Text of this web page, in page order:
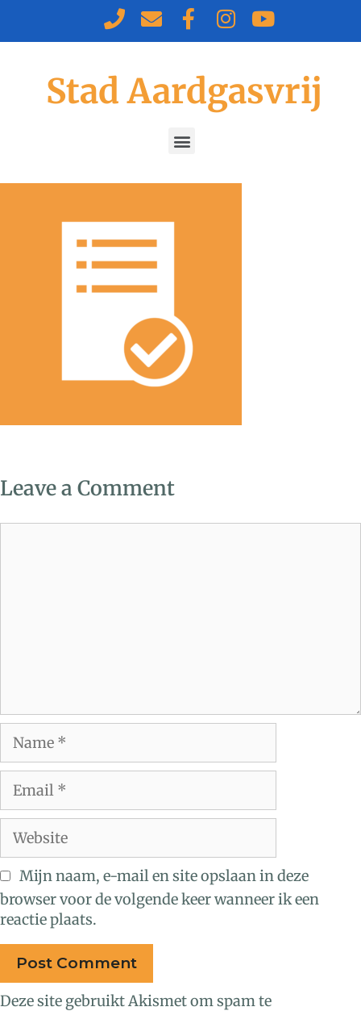
Stad Aardgasvrij
Leave a Comment
Mijn naam, e-mail en site opslaan in deze
browser voor de volgende keer wanneer ik een
reactie plaats.
Deze site gebruikt Akismet om spam te